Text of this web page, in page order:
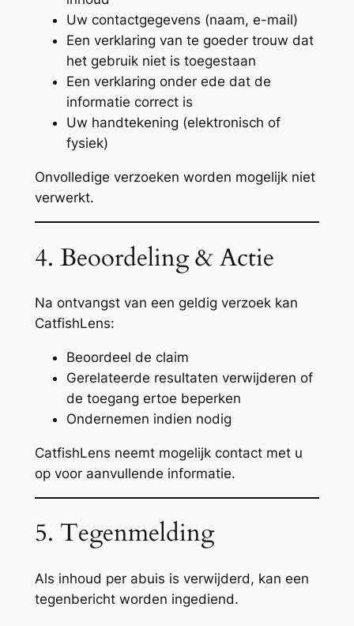
Uw contactgegevens (naam, e-mail)
Een verklaring van te goeder trouw dat
het gebruik niet is toegestaan
Een verklaring onder ede dat de
informatie correct is
Uw handtekening (elektronisch of
fysiek)
Onvolledige verzoeken worden mogelijk niet
verwerkt.
4. Beoordeling & Actie
Na ontvangst van een geldig verzoek kan
CatfishLens:
Beoordeel de claim
Gerelateerde resultaten verwijderen of
de toegang ertoe beperken
Ondernemen indien nodig
CatfishLens neemt mogelijk contact met u
op voor aanvullende informatie.
5. Tegenmelding
Als inhoud per abuis is verwijderd, kan een
tegenbericht worden ingediend.